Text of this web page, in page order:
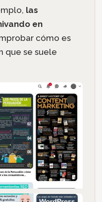
las
en
cómo es
que se suele